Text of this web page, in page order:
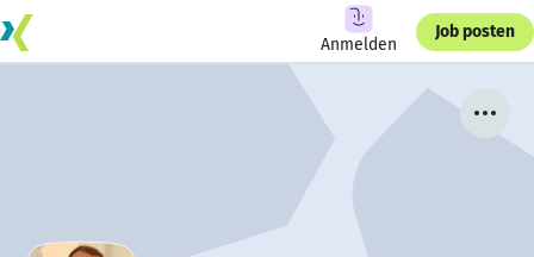
Anmelden
Job posten